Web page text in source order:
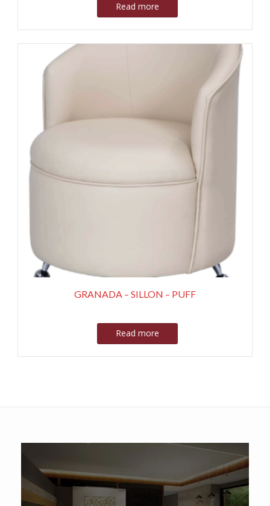
Read more
GRANADA – SILLON – PUFF
Read more